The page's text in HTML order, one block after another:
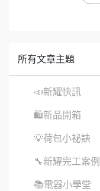
所有文章主題
📣新耀快訊
🛍新品開箱
💡荷包小祕訣
🔧新耀完工案例
📚電器小學堂